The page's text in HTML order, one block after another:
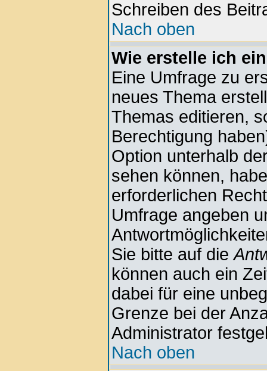
Schreiben des
Nach oben
Wie erstelle ich
Eine Umfrage zu
neues Thema
Themas editieren,
Berechtigung
Option unterhalb
sehen können,
erforderlichen
Umfrage angeben
Sie bitte auf die
können auch ein
dabei für eine
Grenze bei der
Administrator
Nach oben